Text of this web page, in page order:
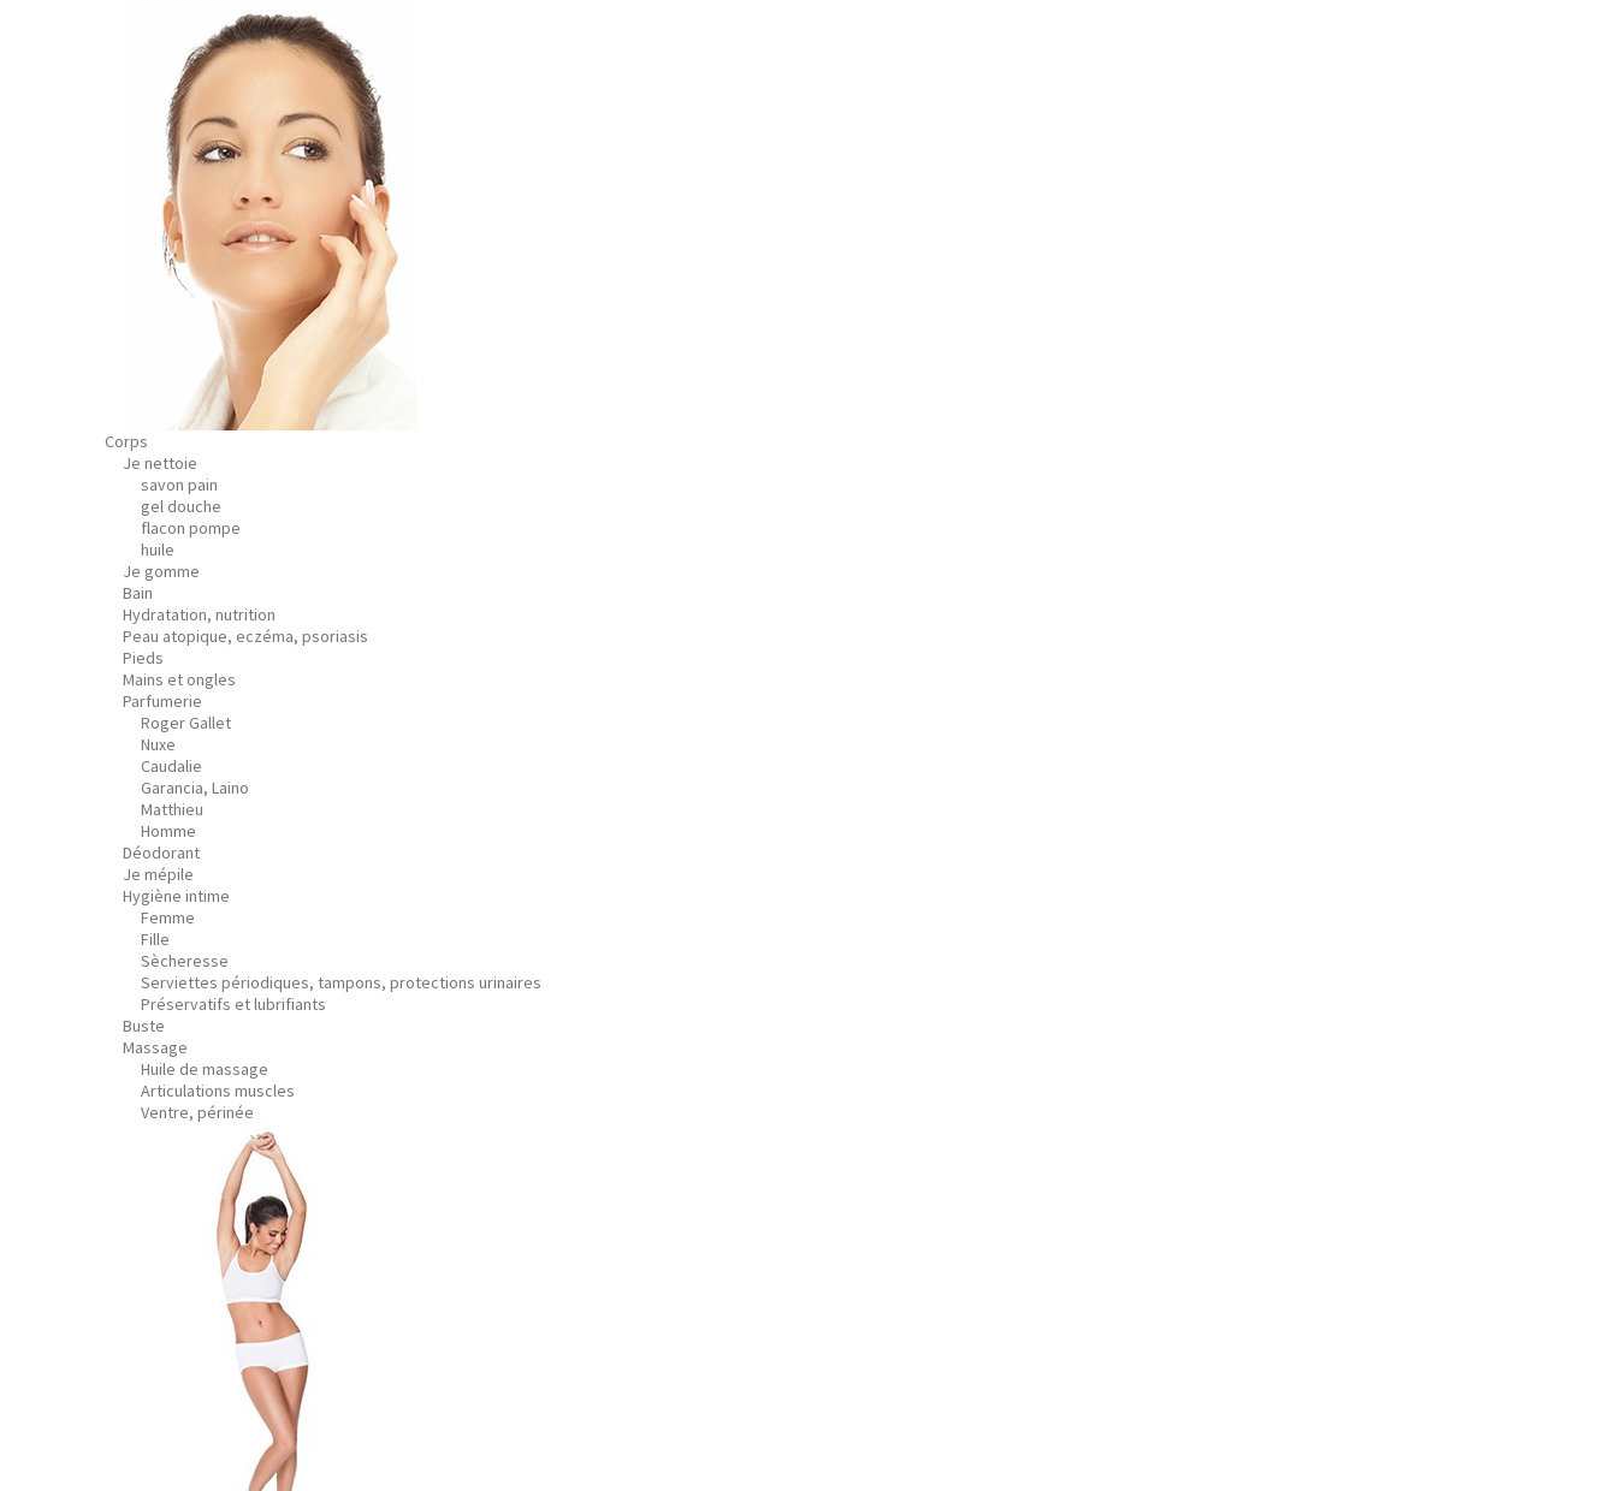
Corps
Je nettoie
savon pain
gel douche
flacon pompe
huile
Je gomme
Bain
Hydratation, nutrition
Peau atopique, eczéma, psoriasis
Pieds
Mains et ongles
Parfumerie
Roger Gallet
Nuxe
Caudalie
Garancia, Laino
Matthieu
Homme
Déodorant
Je mépile
Hygiène intime
Femme
Fille
Sècheresse
Serviettes périodiques, tampons, protections urinaires
Préservatifs et lubrifiants
Buste
Massage
Huile de massage
Articulations muscles
Ventre, périnée